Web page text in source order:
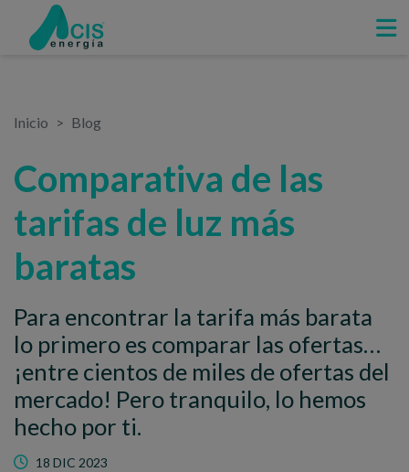
Inicio Blog
Comparativa de las
tarifas de luz más
baratas
Para encontrar la tarifa más barata
lo primero es comparar las ofertas…
¡entre cientos de miles de ofertas del
mercado! Pero tranquilo, lo hemos
hecho por ti.
18 DIC 2023